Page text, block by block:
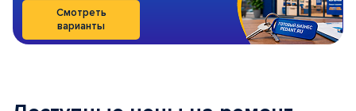
Смотреть
варианты